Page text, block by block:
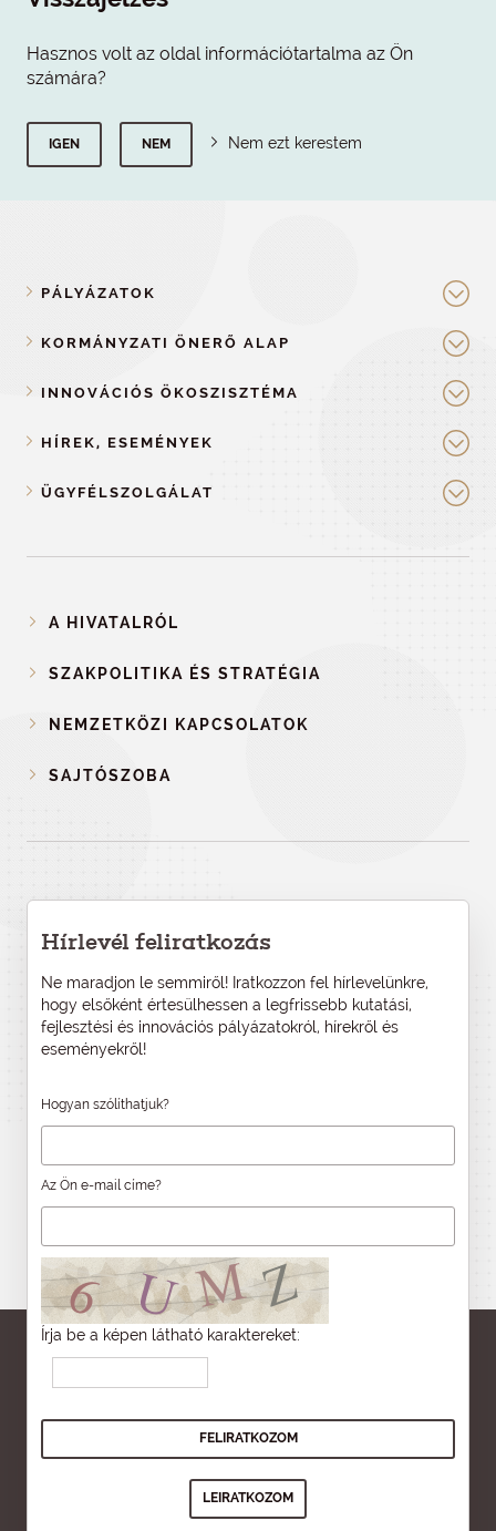
Hasznos volt az oldal információtartalma az Ön
számára?
IGEN NEM Nem ezt kerestem
PÁLYÁZATOK
KORMÁNYZATI ÖNERŐ ALAP
INNOVÁCIÓS ÖKOSZISZTÉMA
HÍREK, ESEMÉNYEK
ÜGYFÉLSZOLGÁLAT
A HIVATALRÓL
SZAKPOLITIKA ÉS STRATÉGIA
NEMZETKÖZI KAPCSOLATOK
SAJTÓSZOBA
Hírlevél feliratkozás
Ne maradjon le semmiről! Iratkozzon fel hírlevelünkre,
hogy elsőként értesülhessen a legfrissebb kutatási,
fejlesztési és innovációs pályázatokról, hírekről és
eseményekről!
Hogyan szólíthatjuk?
Az Ön e-mail címe?
Írja be a képen látható karaktereket: